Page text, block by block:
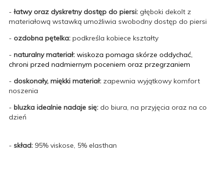
- łatwy oraz dyskretny dostęp do piersi: głęboki dekolt z
materiałową wstawką umożliwia swobodny dostęp do piersi
- ozdobna pętelka: podkreśla kobiece kształty
- naturalny materiał: wiskoza pomaga skórze oddychać,
chroni przed nadmiernym poceniem oraz przegrzaniem
- doskonały, miękki materiał: zapewnia wyjątkowy komfort
noszenia
- bluzka idealnie nadaje się: do biura, na przyjęcia oraz na co
dzień
- skład: 95% viskose, 5% elasthan